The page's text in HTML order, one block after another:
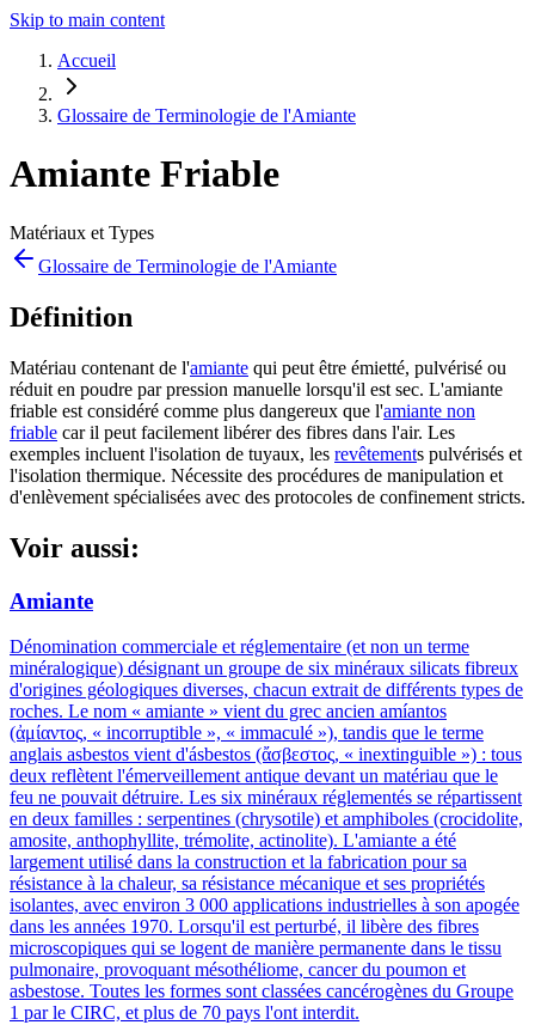
Skip to main content
Accueil
Glossaire de Terminologie de l'Amiante
Amiante Friable
Matériaux et Types
Glossaire de Terminologie de l'Amiante
Définition
Matériau contenant de l'amiante qui peut être émietté, pulvérisé ou
réduit en poudre par pression manuelle lorsqu'il est sec. L'amiante
friable est considéré comme plus dangereux que l'amiante non
friable car il peut facilement libérer des fibres dans l'air. Les
exemples incluent l'isolation de tuyaux, les revêtements pulvérisés et
l'isolation thermique. Nécessite des procédures de manipulation et
d'enlèvement spécialisées avec des protocoles de confinement stricts.
Voir aussi:
Amiante
Dénomination commerciale et réglementaire (et non un terme
minéralogique) désignant un groupe de six minéraux silicats fibreux
d'origines géologiques diverses, chacun extrait de différents types de
roches. Le nom « amiante » vient du grec ancien amíantos
(ἀμίαντος, « incorruptible », « immaculé »), tandis que le terme
anglais asbestos vient d'ásbestos (ἄσβεστος, « inextinguible ») : tous
deux reflètent l'émerveillement antique devant un matériau que le
feu ne pouvait détruire. Les six minéraux réglementés se répartissent
en deux familles : serpentines (chrysotile) et amphiboles (crocidolite,
amosite, anthophyllite, trémolite, actinolite). L'amiante a été
largement utilisé dans la construction et la fabrication pour sa
résistance à la chaleur, sa résistance mécanique et ses propriétés
isolantes, avec environ 3 000 applications industrielles à son apogée
dans les années 1970. Lorsqu'il est perturbé, il libère des fibres
microscopiques qui se logent de manière permanente dans le tissu
pulmonaire, provoquant mésothéliome, cancer du poumon et
asbestose. Toutes les formes sont classées cancérogènes du Groupe
1 par le CIRC, et plus de 70 pays l'ont interdit.